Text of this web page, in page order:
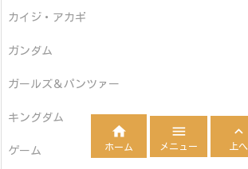
カイジ・アカギ
ガンダム
ガールズ＆パンツァー
キングダム
ゲーム

ホーム

メニュー

上へ